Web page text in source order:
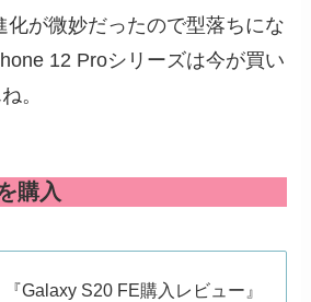
化が微妙だったので型落ちにな
12 Proシリーズは今が買い
。
購入
『Galaxy S20 FE購入レビュー』